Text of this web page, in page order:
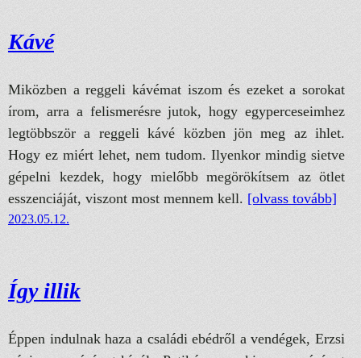
Kávé
Miközben a reggeli kávémat iszom és ezeket a sorokat
írom, arra a felismerésre jutok, hogy egyperceseimhez
legtöbbször a reggeli kávé közben jön meg az ihlet.
Hogy ez miért lehet, nem tudom. Ilyenkor mindig sietve
gépelni kezdek, hogy mielőbb megörökítsem az ötlet
esszenciáját, viszont most mennem kell. [olvass tovább]
2023.05.12.
Így illik
Éppen indulnak haza a családi ebédről a vendégek, Erzsi